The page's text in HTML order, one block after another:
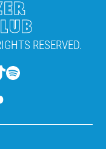
RESERVED.